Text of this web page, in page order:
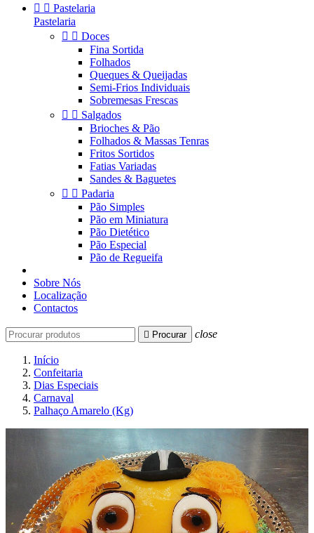
  Pastelaria
Pastelaria
  Doces
Fina Sortida
Folhados
Queques & Queijadas
Semi-Frios Individuais
Sobremesas Frescas
  Salgados
Brioches & Pão
Folhados & Massas Tenras
Fritos Sortidos
Fatias Variadas
Sandes & Baguetes
  Padaria
Pão Simples
Pão em Miniatura
Pão Dietético
Pão Especial
Pão de Regueifa
Sobre Nós
Localização
Contactos
 Procurar close
Início
Confeitaria
Dias Especiais
Carnaval
Palhaço Amarelo (Kg)